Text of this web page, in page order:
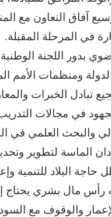
آفاق التعاون مع
في المرحلة المقبلة.
بدور اللجنة الوطنية
ومنظمات الأمم
تبادل الخبرات
في مجالات التدريب
والبحث العلمي في
الماسة لتطوير
البلاد للتنمية
رأس مال بشري يحتاج
والوقوف مع